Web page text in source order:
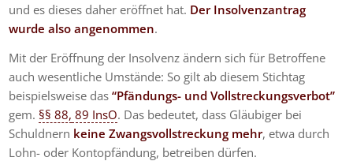
und es dieses daher eröffnet hat. Der Insolvenzantrag
wurde also angenommen.
Mit der Eröffnung der Insolvenz ändern sich für Betroffene
auch wesentliche Umstände: So gilt ab diesem Stichtag
beispielsweise das“Pfändungs- und Vollstreckungsverbot”
gem. §§ 88, 89 InsO. Das bedeutet, dass Gläubiger bei
Schuldnern keine Zwangsvollstreckung mehr, etwa durch
Lohn- oder Kontopfändung, betreiben dürfen.